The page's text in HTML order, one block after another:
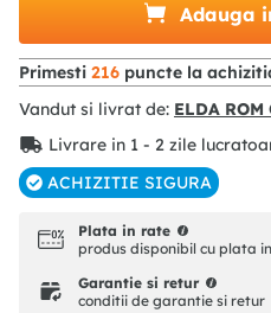
Adauga
Primesti 216 puncte la
Vandut si livrat de: ELDA ROM
Livrare in 1 - 2 zile
ACHIZITIE SIGURA
Plata in rate
produs disponibil cu plata
Garantie si retur
conditii de garantie si retur